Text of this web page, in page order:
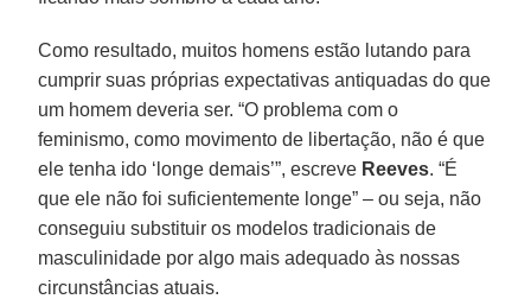
Como resultado, muitos homens estão lutando para
cumprir suas próprias expectativas antiquadas do que
um homem deveria ser. “O problema com o
feminismo, como movimento de libertação, não é que
ele tenha ido ‘longe demais’”, escreve Reeves. “É
que ele não foi suficientemente longe” – ou seja, não
conseguiu substituir os modelos tradicionais de
masculinidade por algo mais adequado às nossas
circunstâncias atuais.